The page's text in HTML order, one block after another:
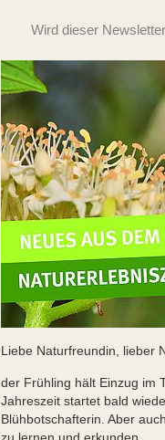
Wird dieser
Liebe Naturfreundin, lieber
der Frühling hält Einzug im
Jahreszeit startet bald
Blühbotschafterin. Aber